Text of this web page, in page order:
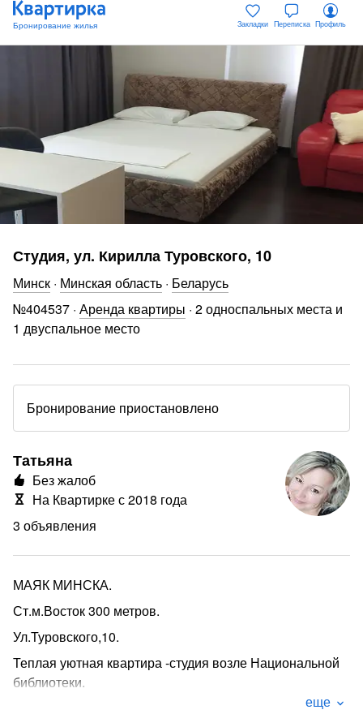
Закладки Переписка Профиль
Студия, ул. Кирилла Туровского, 10
Минск · Минская область · Беларусь
№404537 · Аренда квартиры · 2 односпальных места и
1 двуспальное место
Бронирование приостановлено
Татьяна
3 объявления
Без жалоб
На Квартирке с 2018 года
МАЯК МИНСКА.
Ст.м.Восток 300 метров.
Ул.Туровского,10.
Теплая уютная квартира -студия возле Национальной
библиотеки.
В двух шагах один из самых популярных ТЦ DANA
еще